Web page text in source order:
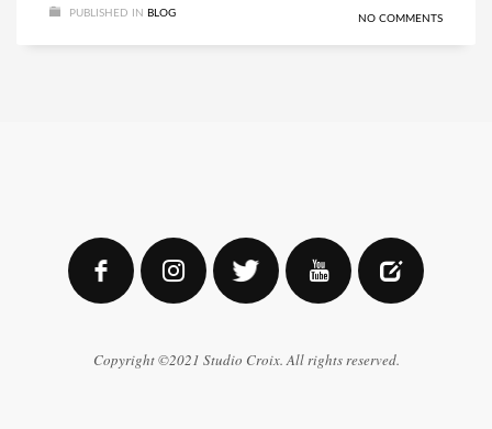
PUBLISHED IN BLOG NO COMMENTS
Copyright ©2021 Studio Croix. All rights reserved.